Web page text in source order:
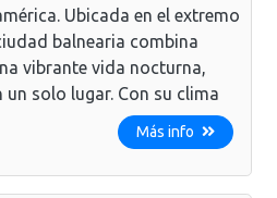
Ubicada en el extremo
balnearia combina
vibrante vida nocturna,
solo lugar. Con su clima
Más info